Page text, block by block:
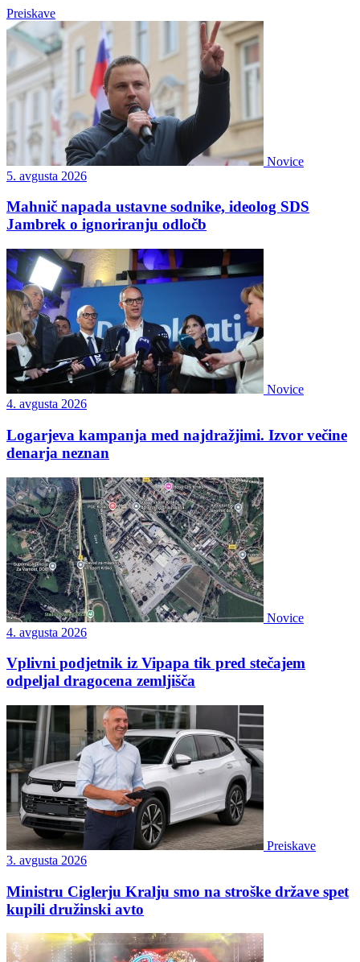
Preiskave
Novice
5. avgusta 2026
Mahnič napada ustavne sodnike, ideolog SDS
Jambrek o ignoriranju odločb
Novice
4. avgusta 2026
Logarjeva kampanja med najdražjimi. Izvor večine
denarja neznan
Novice
4. avgusta 2026
Vplivni podjetnik iz Vipapa tik pred stečajem
odpeljal dragocena zemljišča
Preiskave
3. avgusta 2026
Ministru Ciglerju Kralju smo na stroške države spet
kupili družinski avto